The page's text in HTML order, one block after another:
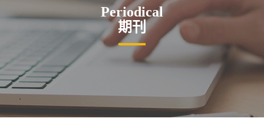
Periodical
期刊